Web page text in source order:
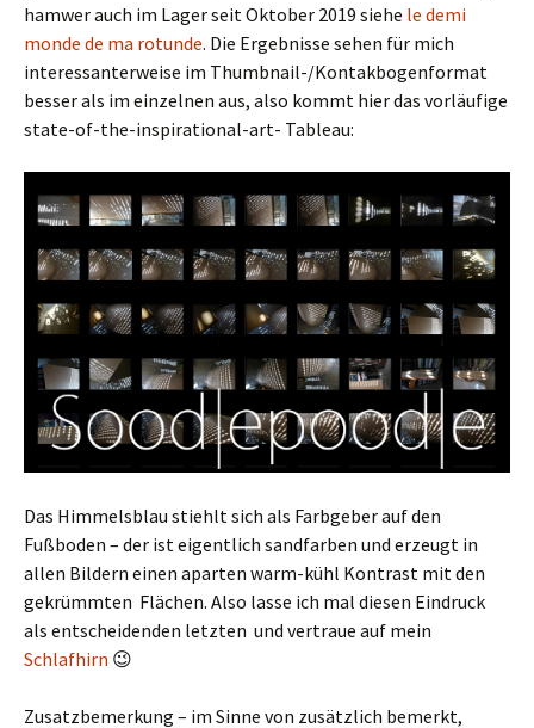
hamwer auch im Lager seit Oktober 2019 siehe le demi
monde de ma rotunde. Die Ergebnisse sehen für mich
interessanterweise im Thumbnail-/Kontakbogenformat
besser als im einzelnen aus, also kommt hier das vorläufige
state-of-the-inspirational-art- Tableau:
Das Himmelsblau stiehlt sich als Farbgeber auf den
Fußboden – der ist eigentlich sandfarben und erzeugt in
allen Bildern einen aparten warm-kühl Kontrast mit den
gekrümmten Flächen. Also lasse ich mal diesen Eindruck
als entscheidenden letzten und vertraue auf mein
Schlafhirn 😉
Zusatzbemerkung – im Sinne von zusätzlich bemerkt,